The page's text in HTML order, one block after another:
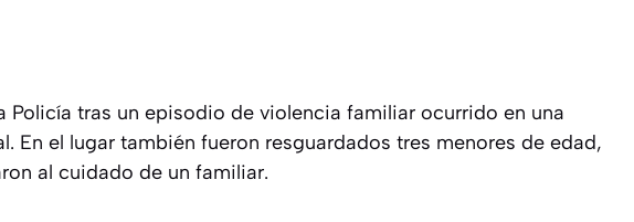
Policía tras un episodio de violencia familiar ocurrido en una
En el lugar también fueron resguardados tres menores de edad,
al cuidado de un familiar.